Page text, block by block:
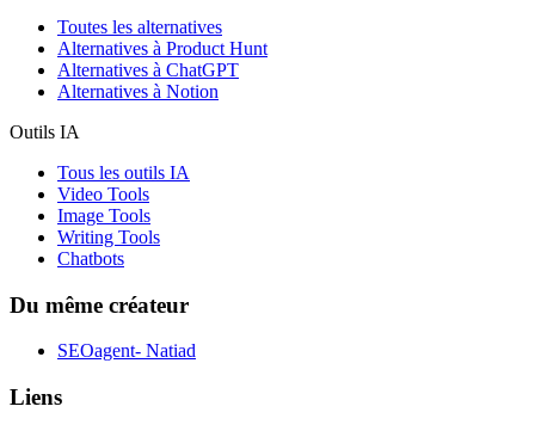
Toutes les alternatives
Alternatives à Product Hunt
Alternatives à ChatGPT
Alternatives à Notion
Outils IA
Tous les outils IA
Video Tools
Image Tools
Writing Tools
Chatbots
Du même créateur
SEOagent- Natiad
Liens